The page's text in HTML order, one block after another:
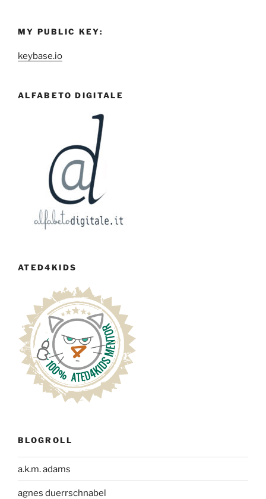
MY PUBLIC KEY:
keybase.io
ALFABETO DIGITALE
ATED4KIDS
BLOGROLL
a.k.m. adams
agnes duerrschnabel